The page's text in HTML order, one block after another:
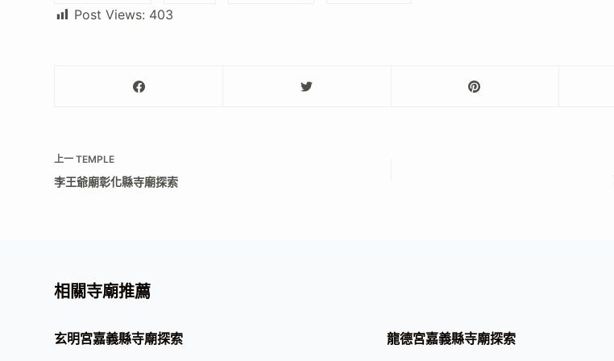
Post Views: 403
上一TEMPLE
李王爺廟彰化縣寺廟探索
相關寺廟推薦
玄明宮嘉義縣寺廟探索 龍德宮嘉義縣寺廟探索